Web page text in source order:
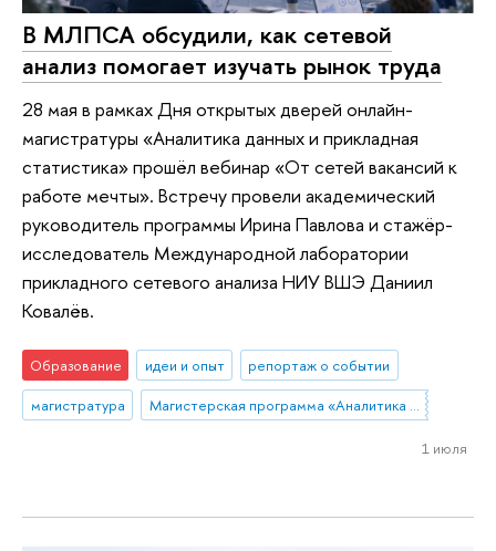
В МЛПСА обсудили, как сетевой
анализ помогает изучать рынок труда
28 мая в рамках Дня открытых дверей онлайн-
магистратуры «Аналитика данных и прикладная
статистика» прошёл вебинар «От сетей вакансий к
работе мечты». Встречу провели академический
руководитель программы Ирина Павлова и стажёр-
исследователь Международной лаборатории
прикладного сетевого анализа НИУ ВШЭ Даниил
Ковалёв.
Образование идеи и опыт
репортаж о событии
магистратура
Магистерская программа «Аналитика данных и прикладная статистика / Data Analytics and Social Statistics»
1 июля